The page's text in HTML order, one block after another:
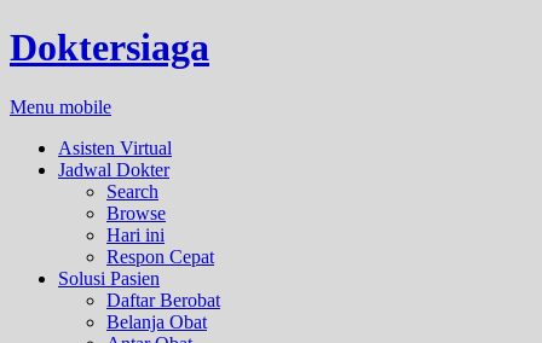
Doktersiaga
Menu mobile
Asisten Virtual
Jadwal Dokter
Search
Browse
Hari ini
Respon Cepat
Solusi Pasien
Daftar Berobat
Belanja Obat